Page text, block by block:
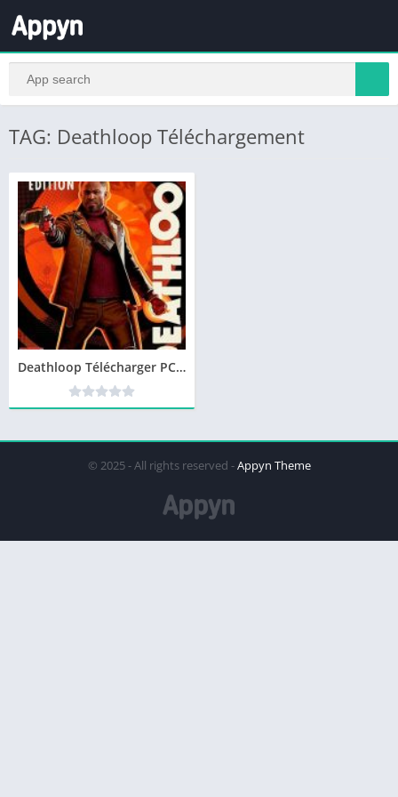
TAG: Deathloop Téléchargement
Deathloop Télécharger PC Gratuit Version Complète
© 2025 - All rights reserved -Appyn Theme